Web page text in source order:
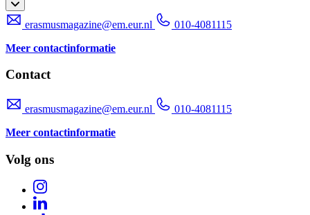
erasmusmagazine@em.eur.nl
010-4081115
Meer contactinformatie
Contact
erasmusmagazine@em.eur.nl
010-4081115
Meer contactinformatie
Volg ons